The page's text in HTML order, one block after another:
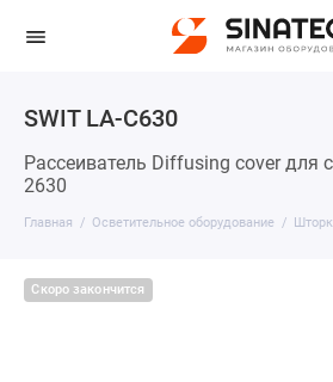
SWIT LA-C630
Рассеиватель Diffusing cover для
2630
Главная Осветительное оборудование
Скоро закончится